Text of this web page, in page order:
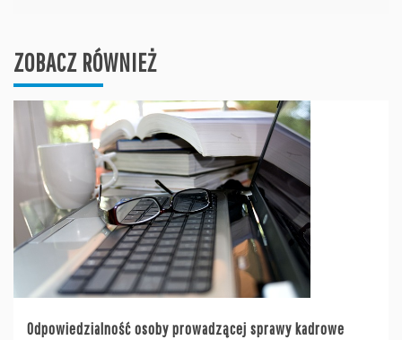
ZOBACZ RÓWNIEŻ
Odpowiedzialność osoby prowadzącej sprawy kadrowe